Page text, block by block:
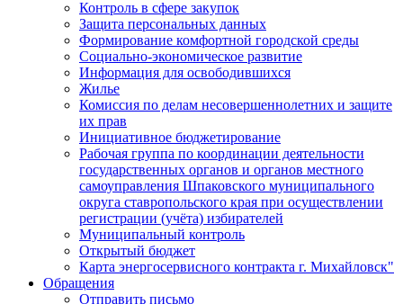
Контроль в сфере закупок
Защита персональных данных
Формирование комфортной городской среды
Социально-экономическое развитие
Информация для освободившихся
Жилье
Комиссия по делам несовершеннолетних и защите
их прав
Инициативное бюджетирование
Рабочая группа по координации деятельности
государственных органов и органов местного
самоуправления Шпаковского муниципального
округа ставропольского края при осуществлении
регистрации (учёта) избирателей
Муниципальный контроль
Открытый бюджет
Карта энергосервисного контракта г. Михайловск"
Обращения
Отправить письмо